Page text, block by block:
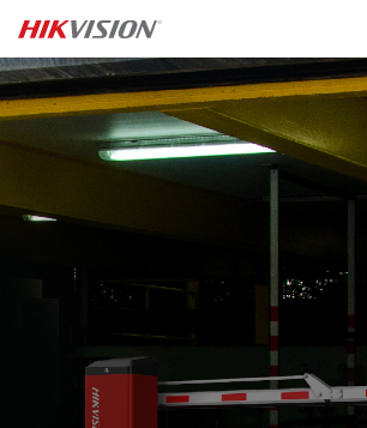
Skip to content